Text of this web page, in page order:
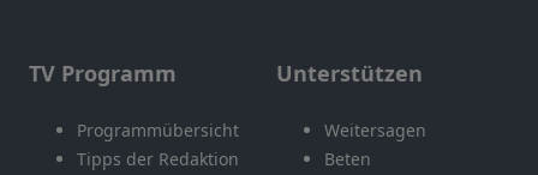
TV Programm
Programmübersicht
Tipps der Redaktion
Unterstützen
Weitersagen
Beten